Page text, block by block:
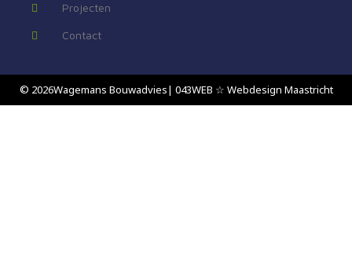
Projecten
Contact
© 2026Wagemans Bouwadvies| 043WEB ☆ Webdesign Maastricht